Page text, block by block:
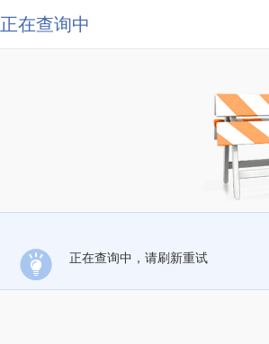
正在查询中
正在查询中，请刷新重试